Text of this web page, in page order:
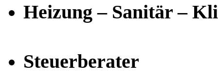
Heizung – Sanitär –
Steuerberater